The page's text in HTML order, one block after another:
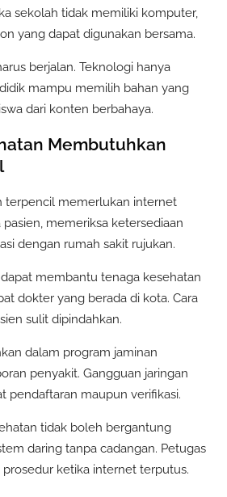
sekolah tidak memiliki komputer,
yang dapat digunakan bersama.
berjalan. Teknologi hanya
mampu memilih bahan yang
dari konten berbahaya.
Membutuhkan
terpencil memerlukan internet
memeriksa ketersediaan
dengan rumah sakit rujukan.
membantu tenaga kesehatan
dokter yang berada di kota. Cara
sulit dipindahkan.
dalam program jaminan
penyakit. Gangguan jaringan
pendaftaran maupun verifikasi.
tidak boleh bergantung
daring tanpa cadangan. Petugas
ketika internet terputus.